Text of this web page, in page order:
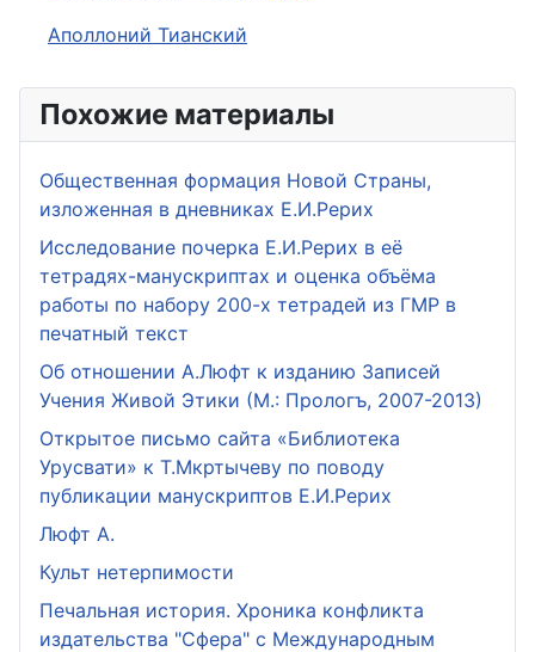
Аполлоний Тианский
Похожие материалы
Общественная формация Новой Страны,
изложенная в дневниках Е.И.Рерих
Исследование почерка Е.И.Рерих в её
тетрадях-манускриптах и оценка объёма
работы по набору 200-х тетрадей из ГМР в
печатный текст
Об отношении А.Люфт к изданию Записей
Учения Живой Этики (М.: Прологъ, 2007-2013)
Открытое письмо сайта «Библиотека
Урусвати» к Т.Мкртычеву по поводу
публикации манускриптов Е.И.Рерих
Люфт А.
Культ нетерпимости
Печальная история. Хроника конфликта
издательства "Сфера" с Международным